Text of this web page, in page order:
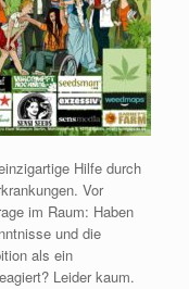
Hilfe durch
Vor
im Raum: Haben
und die
als ein
Leider kaum.